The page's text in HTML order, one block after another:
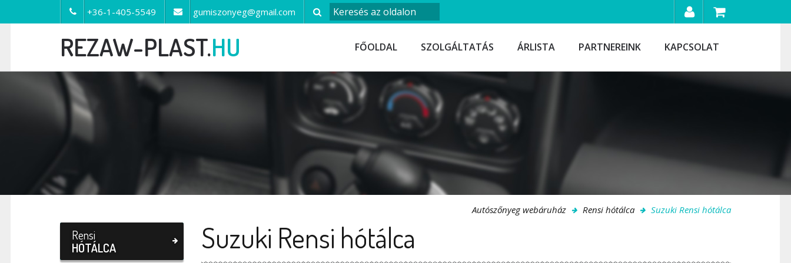
+36-1-405-5549 gumiszonyeg@gmail.com
REZAW-PLAST.HU FŐOLDAL SZOLGÁLTATÁS ÁRLISTA PARTNEREINK KAPCSOLAT
Autószőnyeg webáruház Rensi hótálca Suzuki Rensi hótálca
Rensi
HÓTÁLCA
Suzuki Rensi hótálca